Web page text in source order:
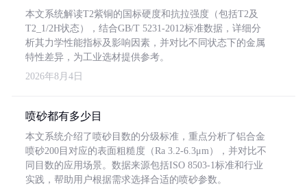
本文系统解读T2紫铜的国标硬度和抗拉强度（包括T2及
T2_1/2H状态），结合GB/T 5231-2012标准数据，详细分
析其力学性能指标及影响因素，并对比不同状态下的金属
特性差异，为工业选材提供参考。
2026年8月4日
喷砂都有多少目
本文系统介绍了喷砂目数的分级标准，重点分析了铝合金
喷砂200目对应的表面粗糙度（Ra 3.2-6.3μm），并对比不
同目数的应用场景。数据来源包括ISO 8503-1标准和行业
实践，帮助用户根据需求选择合适的喷砂参数。